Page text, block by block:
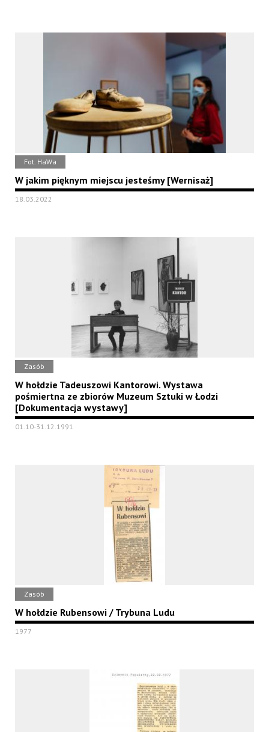
Fot. HaWa
W jakim pięknym miejscu jesteśmy [Wernisaż]
18.03.2022
Zasób
W hołdzie Tadeuszowi Kantorowi. Wystawa
pośmiertna ze zbiorów Muzeum Sztuki w Łodzi
[Dokumentacja wystawy]
01.10-31.12.1991
Zasób
W hołdzie Rubensowi / Trybuna Ludu
1977